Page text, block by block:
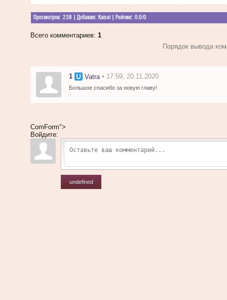
Просмотров: 238 | Добавил: Kaisei Рейтинг: 0.0/0
Всего комментариев: 1
Порядок вывода
1 Vatra • 17:59, 20.11.2020
Большое спасибо за новую главу!
ComForm">
Войдите:
undefined